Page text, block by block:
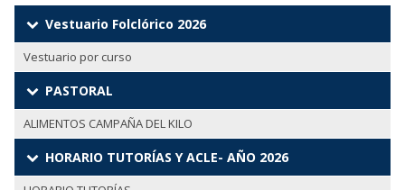
Vestuario Folclórico 2026
Vestuario por curso
PASTORAL
ALIMENTOS CAMPAÑA DEL KILO
HORARIO TUTORÍAS Y ACLE- AÑO 2026